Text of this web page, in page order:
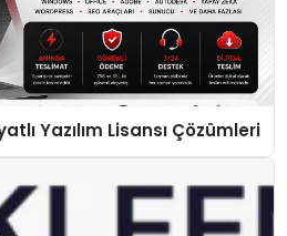
Yazılım Lisansı Çözümleri